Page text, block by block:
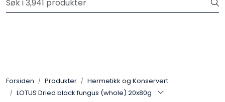
Skip to main content
Velkommen til vår nye nettbutikk! Trykk her for å lese mer
Forsiden Produkter
Hermetikk og Konservert
LOTUS Dried black fungus (whole) 20x80g
Restaurantprodukter